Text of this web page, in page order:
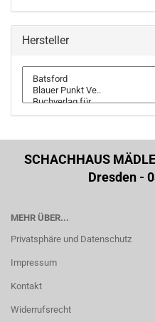
Hersteller
SCHACHHAUS
Dresden -
MEHR ÜBER...
Privatsphäre und Datenschutz
Impressum
Kontakt
Widerrufsrecht